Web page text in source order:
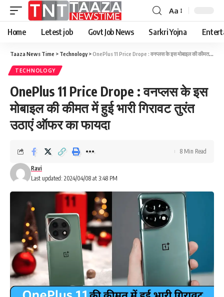
Aa
Home Letest job Govt Job News Sarkri Yojna
Taaza News Time > Technology>OnePlus 11 Price Drope : वनप्लस के इस मोबाइल की कीमत में हुई भारी गिरावट तुरंत उठाएं ऑफर का फायदा
TECHNOLOGY
OnePlus 11 Price Drope : वनप्लस के इस
मोबाइल की कीमत में हुई भारी गिरावट तुरंत
उठाएं ऑफर का फायदा
Last updated: 2024/04/08 at 3:48 PM
Ravi
8 Min Read